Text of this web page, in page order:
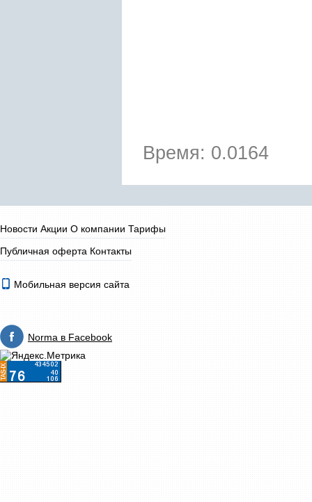
Время: 0.0164
Новости Акции О компании Тарифы
Публичная оферта Контакты
Мобильная версия сайта
Norma в Facebook